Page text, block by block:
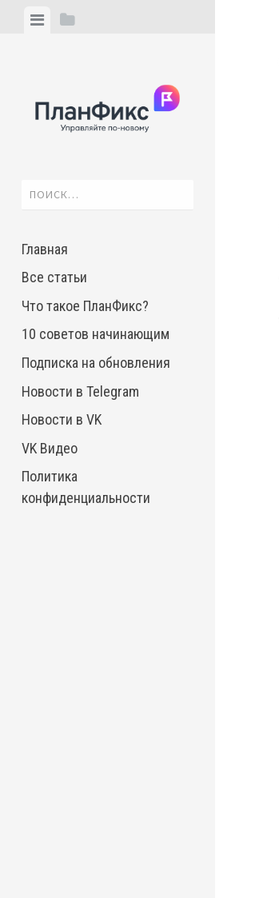
ViewView
Найти:
Главная
Все статьи
Что такое ПланФикс?
10 советов начинающим
Подписка на обновления
Новости в Telegram
Новости в VK
VK Видео
Политика
конфиденциальности